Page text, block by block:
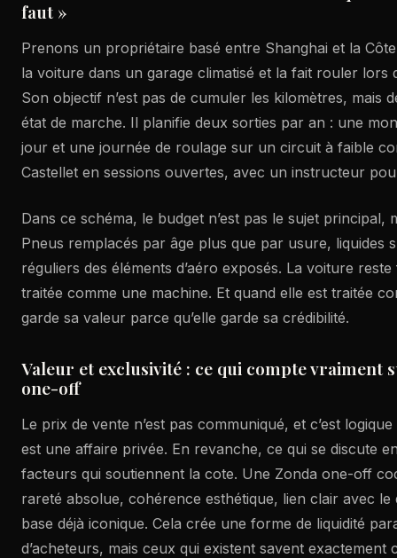
faut »
Prenons un propriétaire basé entre Shanghai et la
la voiture dans un garage climatisé et la fait rouler lors
Son objectif n’est pas de cumuler les kilomètres, mais
état de marche. Il planifie deux sorties par an : une
jour et une journée de roulage sur un circuit à faible
Castellet en sessions ouvertes, avec un instructeur
Dans ce schéma, le budget n’est pas le sujet principal,
Pneus remplacés par âge plus que par usure, liquides
réguliers des éléments d’aéro exposés. La voiture
traitée comme une machine. Et quand elle est traitée
garde sa valeur parce qu’elle garde sa crédibilité.
Valeur et exclusivité : ce qui compte vraiment
one-off
Le prix de vente n’est pas communiqué, et c’est
est une affaire privée. En revanche, ce qui se discute
facteurs qui soutiennent la cote. Une Zonda one-off
rareté absolue, cohérence esthétique, lien clair avec
base déjà iconique. Cela crée une forme de liquidité
d’acheteurs, mais ceux qui existent savent exactement